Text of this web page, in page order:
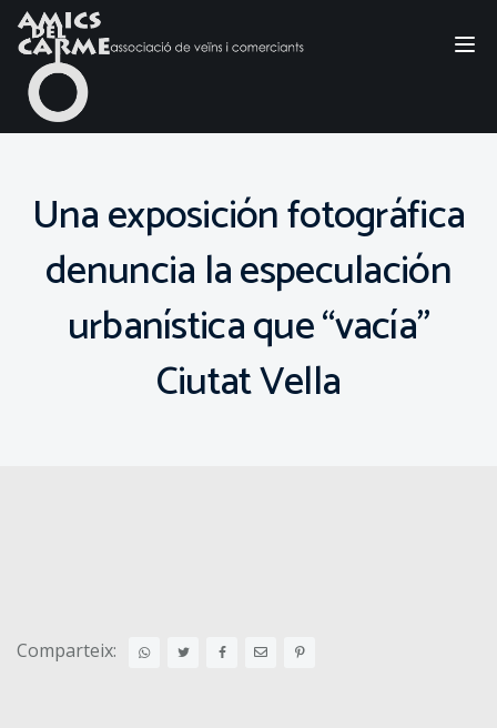
Una exposición fotográfica
denuncia la especulación
urbanística que “vacía”
Ciutat Vella
Comparteix: